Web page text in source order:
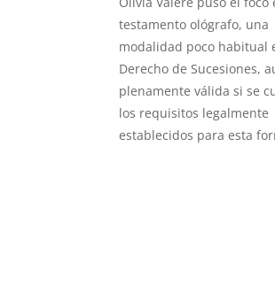
testamento ológrafo, una
modalidad poco habitual
Derecho de Sucesiones,
plenamente válida si se
los requisitos legalmente
establecidos para esta